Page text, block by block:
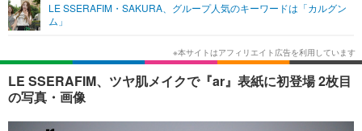
ショッピング その他
エンタメTOP
韓国・芸能
音楽 スポーツ
ライフ
ライフTOP グルメ
ペット ショッピング
その他
リリース一覧
プッシュ通知の停止方法
LE SSERAFIM・SAKURA、グループ人気のキーワードは「カルグン
ム」
LE SSERAFIM、ツヤ肌メイクで『ar』表紙に初登場 2枚目
の写真・画像